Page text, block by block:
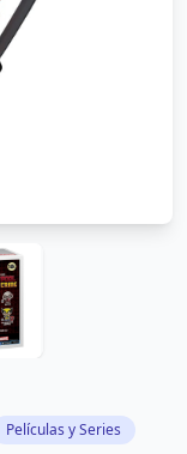
Películas y Series